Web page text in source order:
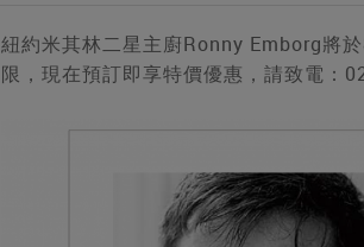
紐約米其林二星主廚Ronny Emborg將
限，現在預訂即享特價優惠，請致電：